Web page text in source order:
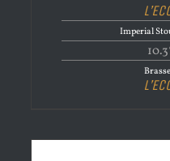
Imperial